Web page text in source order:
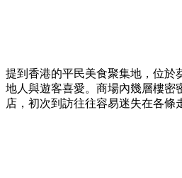
提到香港的平民美食聚集地，位於
地人與遊客喜愛。商場內幾層樓密
店，初次到訪往往容易迷失在各條